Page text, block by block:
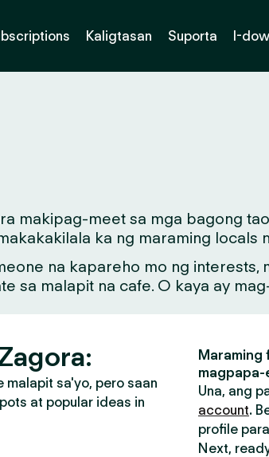
Kaligtasan Suporta I-
makipag-meet sa mga bagong
ka ng maraming locals
na kapareho mo ng
sa malapit na cafe. O kaya ay
malapit sa'yo, pero saan
at popular ideas in
Maraming
Una, ang
account.
profile
Next,